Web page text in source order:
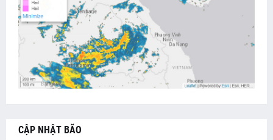
CẬP NHẬT BÃO